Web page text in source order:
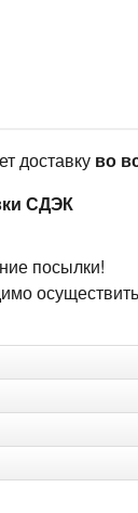
доставку во
СДЭК
посылки!